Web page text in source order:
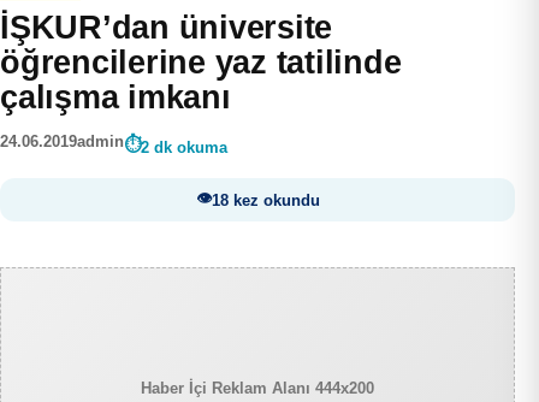
İŞKUR’dan üniversite
öğrencilerine yaz tatilinde
çalışma imkanı
24.06.2019admin 2 dk okuma
18 kez okundu
Haber İçi Reklam Alanı 444x200